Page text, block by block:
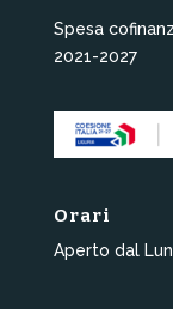
Spesa
2021-2027
Orari
Aperto dal